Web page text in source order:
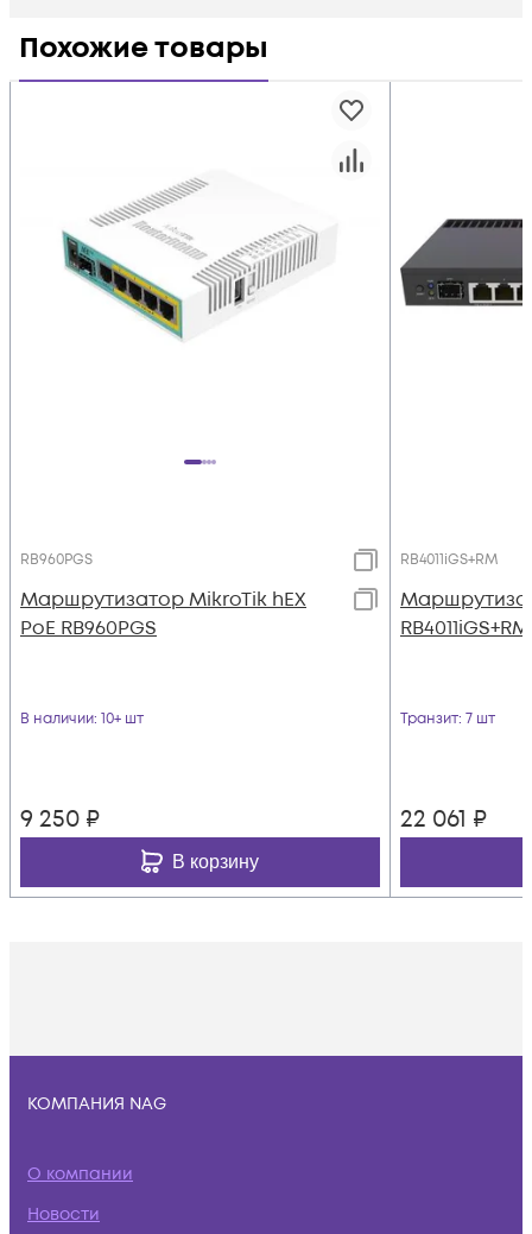
Похожие товары
RB960PGS
Маршрутизатор MikroTik hEX
PoE RB960PGS
В наличии: 10+ шт
9 250 ₽
В корзину
RB4011iGS+RM
RB4011iGS+RM
Транзит: 7 шт
22 061 ₽
КОМПАНИЯ NAG
О компании
Новости